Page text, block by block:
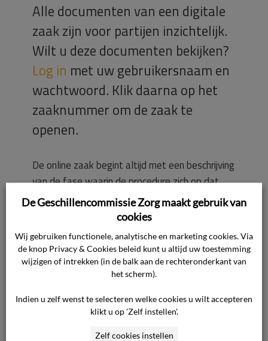
Alle documenten van een digitale
zaak zijn voor partijen inzichtelijk.
Wilt u deze documenten bekijken?
Log in met uw gebruikersnaam en
wachtwoord. Klik daarna op het
zaaknummer om de zaak te
openen.
De online zaak begint altijd met een beschrijving
van de fase waarin de procedure zich op dat
moment bevindt. Onder deze fasebeschrijving
ziet u de Berichten-functie en de Documenten.
Om een nieuw document toe te voegen aan uw
zaak, blijft u bij Documenten. Gebruik de
zoekbalk met het loepje om het juiste bestand
op uw computer te selecteren. Daarna klikt u op
de knop ‘Toevoegen’. Uw document wordt nu
De Geschillencommissie Zorg maakt gebruik van
cookies
Wij gebruiken functionele, analytische en marketing cookies. Via
de knop Privacy & Cookies beleid kunt u altijd uw toestemming
wijzigen of intrekken (in de balk aan de rechteronderkant van
het scherm).
Indien u zelf wenst te selecteren welke cookies u wilt accepteren
klikt u op 'Zelf instellen'.
Zelf cookies instellen